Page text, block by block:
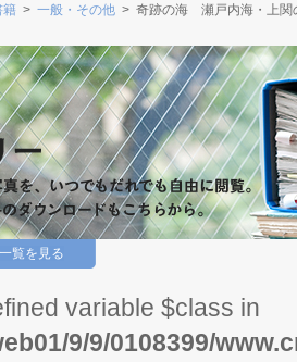
籍 > 一般・その他 > 奇跡の海 瀬戸内海・上関
覧を見る
variable $class in
9/9/0108399/